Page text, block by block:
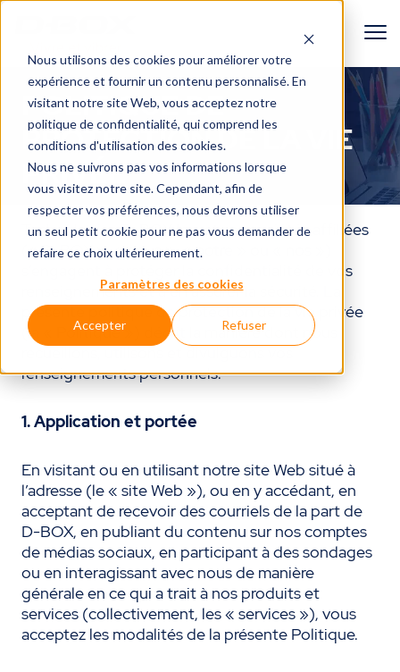
Nous utilisons des cookies pour améliorer votre
expérience et fournir un contenu personnalisé. En
visitant notre site Web, vous accepteznotre
politique de confidentialité, qui comprend les
conditions d'utilisation des cookies.
Nous ne suivrons pas vos informations lorsque
vous visitez notre site. Cependant, afin de
respecter vos préférences, nous devrons utiliser
un seul petit cookie pour ne pas vous demander de
refaire ce choix ultérieurement.
Paramètres des cookies
Accepter Refuser
POLITIQUE DE
PROTECTION DE LA VIE
PRIVÉE
Technologies D-BOX Inc. et ses sociétés affiliées
(« D-BOX », « nous », « notre » ou « nos »)
s’engagent à protéger la confidentialité de vos
renseignements et à en assurer la sécurité. La
présente politique de protection de la vie privée
(la « Politique ») décrit la manière dont nous
recueillons, utilisons et divulguons vos
renseignements personnels.
1. Application et portée
En visitant ou en utilisant notre site Web situé à
l’adresse (le « site Web »), ou en y accédant, en
acceptant de recevoir des courriels de la part de
D-BOX, en publiant du contenu sur nos comptes
de médias sociaux, en participant à des sondages
ou en interagissant avec nous de manière
générale en ce qui a trait à nos produits et
services (collectivement, les « services »), vous
acceptez les modalités de la présente Politique.